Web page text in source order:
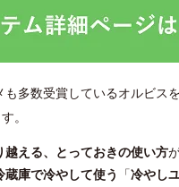
も多数受賞しているオルビ
。
越える、とっておきの使い方
蔵庫で冷やして使う 「冷やし